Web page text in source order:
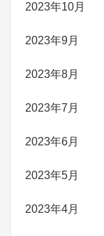
2023年10月
2023年9月
2023年8月
2023年7月
2023年6月
2023年5月
2023年4月